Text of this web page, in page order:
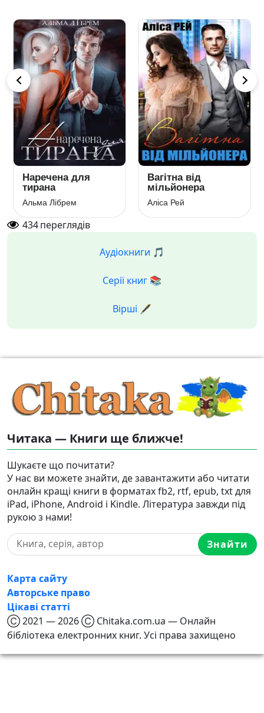
Наречена для
тирана
Альма Лібрем
Вагітна від
мільйонера
Аліса Рей
434переглядів
Аудіокниги 🎵
Серії книг 📚
Вірші 🖋️
Читака — Книги ще ближче!
Шукаєте що почитати?
У нас ви можете знайти, де завантажити або читати
онлайн кращі книги в форматах fb2, rtf, epub, txt для
iPad, iPhone, Android і Kindle. Література завжди під
рукою з нами!
Знайти
Карта сайту
Авторське право
Цікаві статті
Ⓒ 2021 — 2026 Ⓒ Chitaka.com.ua — Онлайн
бібліотека електронних книг. Усі права захищено